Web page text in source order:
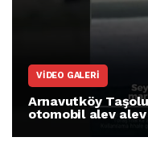
Taşoluk’ta seyir
alev yandı.